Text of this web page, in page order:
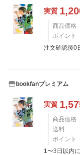
実質
商品価格
ポイント
注文確認後0
bookfanプレミアム
実質
商品価格
送料
ポイント
1〜3日以内